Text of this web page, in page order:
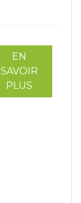
EN
SAVOIR
PLUS